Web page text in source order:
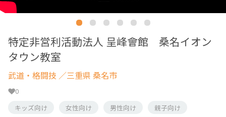
特定非営利活動法人 呈峰會館 桑名イオン
タウン教室
武道・格闘技 ／三重県 桑名市
0
キッズ向け
女性向け 男性向け
親子向け